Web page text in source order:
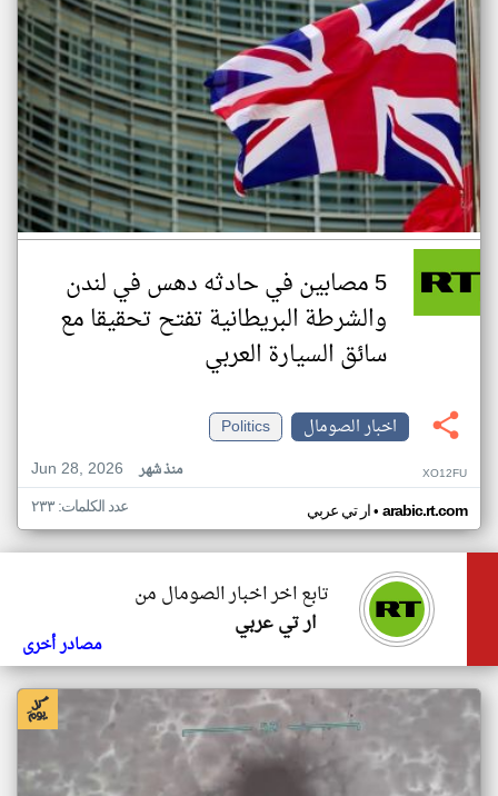
5 مصابين في حادثه دهس في لندن
والشرطة البريطانية تفتح تحقيقا مع
سائق السيارة العربي
اخبار الصومال
Politics
Jun 28, 2026
منذ شهر XO12FU
ار تي عربي• arabic.rt.com عدد الكلمات: ٢٣٣
تابع اخر اخبار الصومال من
ار تي عربي
مصادر أخرى